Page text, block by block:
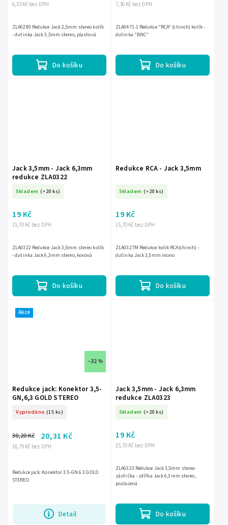
6,53 Kč bez DPH
Do košíku
ZLA0280 Redukce Jack 2,5mm stereo kolík
- dutinka Jack 3,5mm stereo, plastová
7,36 Kč bez DPH
Do košíku
ZLA0471-1 Redukce "RCA" (chinch) kolík -
dutinka "BNC"
Jack 3,5mm - Jack 6,3mm
redukce ZLA0322
Skladem (>20 ks)
15,70 Kč bez DPH
19 Kč
Do košíku
ZLA0322 Redukce Jack 3,5mm stereo kolík
- dutinka Jack 6,3mm stereo, kovová
Redukce RCA - Jack 3,5mm
Skladem (>20 ks)
15,70 Kč bez DPH
19 Kč
Do košíku
ZLA0327M Redukce kolík RCA(chinch) -
dutinka Jack 3,5mm mono
Akce
–32 %
Redukce jack: Konektor 3,5-
GN,6,3 GOLD STEREO
Vyprodáno (15 ks)
16,79 Kč bez DPH
30,20 Kč 20,31 Kč
Detail
Redukce jack: Konektor 3.5-GN.6.3 GOLD
STEREO
Jack 3,5mm - Jack 6,3mm
redukce ZLA0323
Skladem (>20 ks)
15,70 Kč bez DPH
19 Kč
Do košíku
ZLA0323 Redukce Jack 3,5mm stereo
zástrčka - zdířka Jack 6,3mm stereo,
pozlacená